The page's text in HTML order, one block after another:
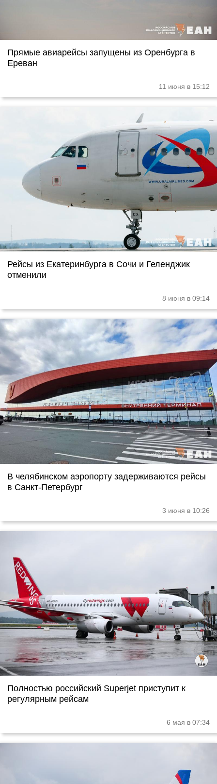
Прямые авиарейсы запущены из Оренбурга в
Ереван
11 июня в 15:12
Рейсы из Екатеринбурга в Сочи и Геленджик
отменили
8 июня в 09:14
В челябинском аэропорту задерживаются рейсы
в Санкт-Петербург
3 июня в 10:26
Полностью российский Superjet приступит к
регулярным рейсам
6 мая в 07:34